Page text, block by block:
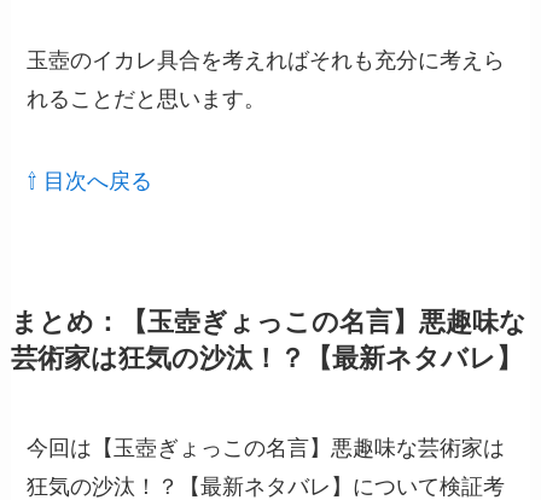
玉壺のイカレ具合を考えればそれも充分に考えら
れることだと思います。
⇧ 目次へ戻る
まとめ：【玉壺ぎょっこの名言】悪趣味な
芸術家は狂気の沙汰！？【最新ネタバレ】
今回は【玉壺ぎょっこの名言】悪趣味な芸術家は
狂気の沙汰！？【最新ネタバレ】について検証考